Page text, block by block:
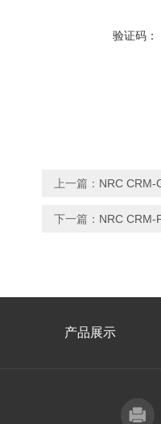
验证码：
上一篇： NRC CRM-
下一篇： NRC CRM-
产品展示